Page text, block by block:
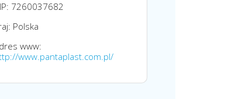
7260037682
Polska
www:
www.pantaplast.com.pl/